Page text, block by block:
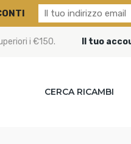
i €150. Il tuo
CERCA RICAMBI